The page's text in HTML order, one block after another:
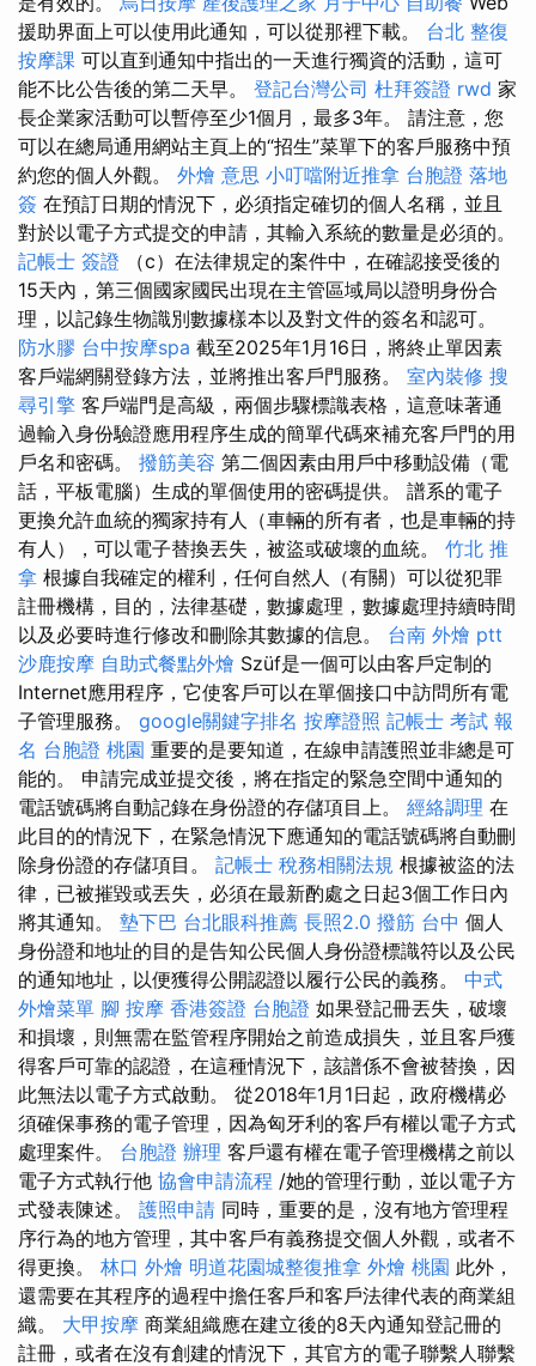
援助界面上可以使用此通知，可以從那裡下載。 台北 整復
按摩課 可以直到通知中指出的一天進行獨資的活動，這可
能不比公告後的第二天早。 登記台灣公司 杜拜簽證 rwd 家
長企業家活動可以暫停至少1個月，最多3年。 請注意，您
可以在總局通用網站主頁上的“招生”菜單下的客戶服務中預
約您的個人外觀。 外燴 意思 小叮噹附近推拿 台胞證 落地
簽 在預訂日期的情況下，必須指定確切的個人名稱，並且
對於以電子方式提交的申請，其輸入系統的數量是必須的。
記帳士 簽證 （c）在法律規定的案件中，在確認接受後的
15天內，第三個國家國民出現在主管區域局以證明身份合
理，以記錄生物識別數據樣本以及對文件的簽名和認可。
防水膠 台中按摩spa 截至2025年1月16日，將終止單因素
客戶端網關登錄方法，並將推出客戶門服務。 室內裝修 搜
尋引擎 客戶端門是高級，兩個步驟標識表格，這意味著通
過輸入身份驗證應用程序生成的簡單代碼來補充客戶門的用
戶名和密碼。 撥筋美容 第二個因素由用戶中移動設備（電
話，平板電腦）生成的單個使用的密碼提供。 譜系的電子
更換允許血統的獨家持有人（車輛的所有者，也是車輛的持
有人），可以電子替換丟失，被盜或破壞的血統。 竹北 推
拿 根據自我確定的權利，任何自然人（有關）可以從犯罪
註冊機構，目的，法律基礎，數據處理，數據處理持續時間
以及必要時進行修改和刪除其數據的信息。 台南 外燴 ptt
沙鹿按摩 自助式餐點外燴 Szüf是一個可以由客戶定制的
Internet應用程序，它使客戶可以在單個接口中訪問所有電
子管理服務。 google關鍵字排名 按摩證照 記帳士 考試 報
名 台胞證 桃園 重要的是要知道，在線申請護照並非總是可
能的。 申請完成並提交後，將在指定的緊急空間中通知的
電話號碼將自動記錄在身份證的存儲項目上。 經絡調理 在
此目的的情況下，在緊急情況下應通知的電話號碼將自動刪
除身份證的存儲項目。 記帳士 稅務相關法規 根據被盜的法
律，已被摧毀或丟失，必須在最新酌處之日起3個工作日內
將其通知。 墊下巴 台北眼科推薦 長照2.0 撥筋 台中 個人
身份證和地址的目的是告知公民個人身份證標識符以及公民
的通知地址，以便獲得公開認證以履行公民的義務。 中式
外燴菜單 腳 按摩 香港簽證 台胞證 如果登記冊丟失，破壞
和損壞，則無需在監管程序開始之前造成損失，並且客戶獲
得客戶可靠的認證，在這種情況下，該譜係不會被替換，因
此無法以電子方式啟動。 從2018年1月1日起，政府機構必
須確保事務的電子管理，因為匈牙利的客戶有權以電子方式
處理案件。 台胞證 辦理 客戶還有權在電子管理機構之前以
電子方式執行他 協會申請流程 /她的管理行動，並以電子方
式發表陳述。 護照申請 同時，重要的是，沒有地方管理程
序行為的地方管理，其中客戶有義務提交個人外觀，或者不
得更換。 林口 外燴 明道花園城整復推拿 外燴 桃園 此外，
還需要在其程序的過程中擔任客戶和客戶法律代表的商業組
織。 大甲按摩 商業組織應在建立後的8天內通知登記冊的
註冊，或者在沒有創建的情況下，其官方的電子聯繫人聯繫